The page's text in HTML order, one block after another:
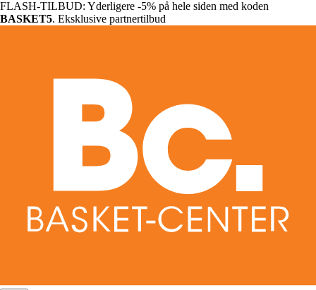
FLASH-TILBUD: Yderligere -5% på hele siden med koden
BASKET5. Eksklusive partnertilbud